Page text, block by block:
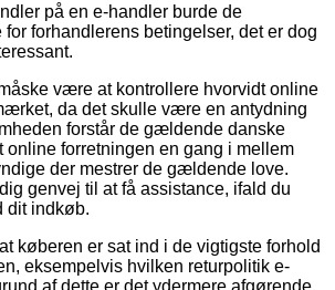
på en e-handler burde de
forhandlerens betingelser, det er dog
være at kontrollere hvorvidt online
da det skulle være en antydning
forstår de gældende danske
online forretningen en gang i mellem
der mestrer de gældende love.
genvej til at få assistance, ifald du
dit indkøb.
køberen er sat ind i de vigtigste forhold
eksempelvis hvilken returpolitik e-
af dette er det ydermere afgørende,